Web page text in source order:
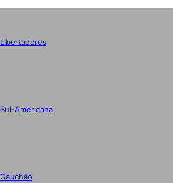
Libertadores
Sul-Americana
Gauchão